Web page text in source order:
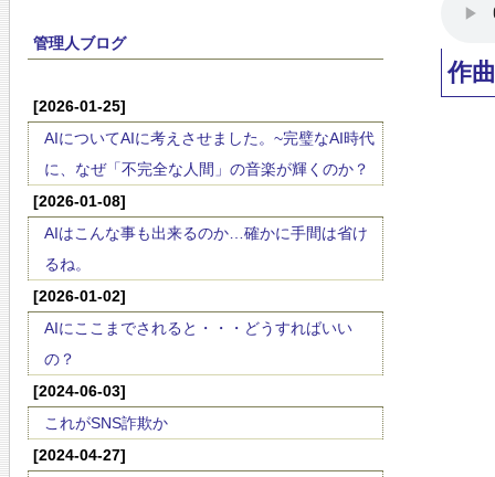
管理人ブログ
[2026-01-25]
AIについてAIに考えさせました。~完璧なAI時代
に、なぜ「不完全な人間」の音楽が輝くのか？
[2026-01-08]
AIはこんな事も出来るのか…確かに手間は省け
るね。
[2026-01-02]
AIにここまでされると・・・どうすればいい
の？
[2024-06-03]
これがSNS詐欺か
[2024-04-27]
作